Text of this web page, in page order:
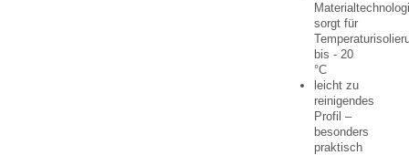
sorgt für
bis - 20
°C
leicht zu
reinigendes
Profil –
besonders
praktisch